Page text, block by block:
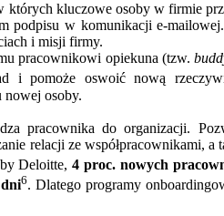
kluczowe osoby w firmie
podpisu w komunikacji e-
i misji firmy.
pracownikowi opiekuna (tzw.
i pomoże oswoić nową
nowej osoby.
pracownika do organizacji.
relacji ze współpracownikami, a
by Deloitte,4 proc. nowych
6. Dlatego programy